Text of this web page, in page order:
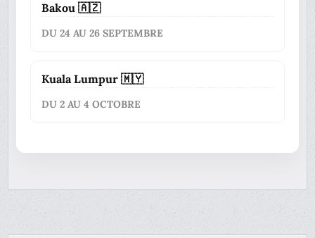
Bakou 🇦🇿
DU 24 AU 26 SEPTEMBRE
Kuala Lumpur 🇲🇾
DU 2 AU 4 OCTOBRE